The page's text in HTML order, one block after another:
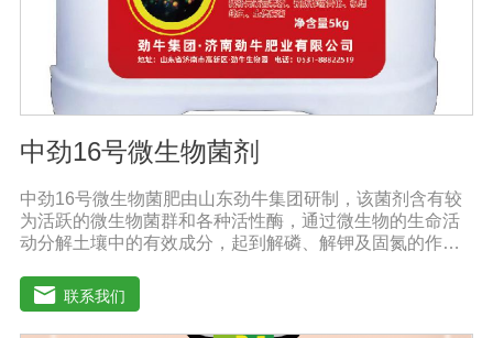
氮酶的作用将空气中的氮还原为可被作物吸收利用的成
分，是作物提供氮营养的重要途径。
中劲16号微生物菌剂
中劲16号微生物菌肥由山东劲牛集团研制，该菌剂含有较
为活跃的微生物菌群和各种活性酶，通过微生物的生命活
动分解土壤中的有效成分，起到解磷、解钾及固氮的作
物激素、酸性物质以及维生素，能不同程度地刺激调节植
物生长；并且能产生铁载体、抗生素、系统防卫酶等多种
物质，可以抑制细菌或真菌性病害或诱导系统抗性间接达
联系我们